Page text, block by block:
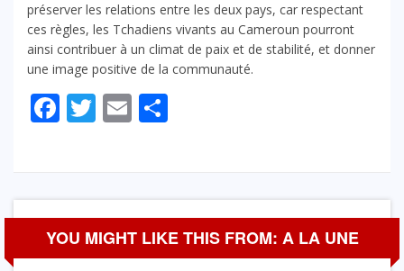
préserver les relations entre les deux pays, car respectant
ces règles, les Tchadiens vivants au Cameroun pourront
ainsi contribuer à un climat de paix et de stabilité, et donner
une image positive de la communauté.
Facebook
Twitter
Email
YOU MIGHT LIKE THIS FROM: A LA UNE